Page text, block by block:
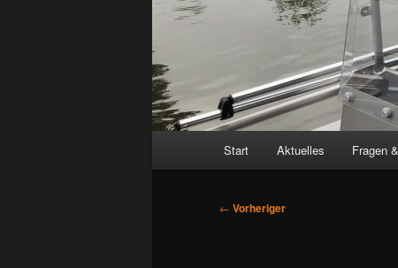
Start Aktuelles Fragen
Beitragsnavigation
← Vorheriger